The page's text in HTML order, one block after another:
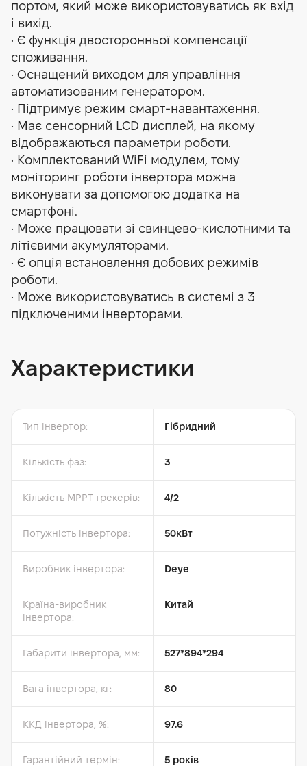
портом, який може використовуватись як вхід
і вихід.
• Є функція двосторонньої компенсації
споживання.
• Оснащений виходом для управління
автоматизованим генератором.
• Підтримує режим смарт-навантаження.
• Має сенсорний LCD дисплей, на якому
відображаються параметри роботи.
• Комплектований WiFi модулем, тому
моніторинг роботи інвертора можна
виконувати за допомогою додатка на
смартфоні.
• Може працювати зі свинцево-кислотними та
літієвими акумуляторами.
• Є опція встановлення добових режимів
роботи.
• Може використовуватись в системі з 3
підключеними інверторами.
Характеристики
Тип інвертор: Гібридний
Кількість фаз: 3
Кількість MPPT трекерів: 4/2
Потужність інвертора: 50кВт
Виробник інвертора: Deye
Країна-виробник
інвертора:
Китай
Габарити інвертора, мм: 527*894*294
Вага інвертора, кг: 80
ККД інвертора, %: 97.6
Гарантійний термін: 5 років